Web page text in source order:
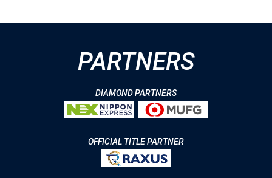
PARTNERS
DIAMOND PARTNERS
OFFICIAL TITLE PARTNER